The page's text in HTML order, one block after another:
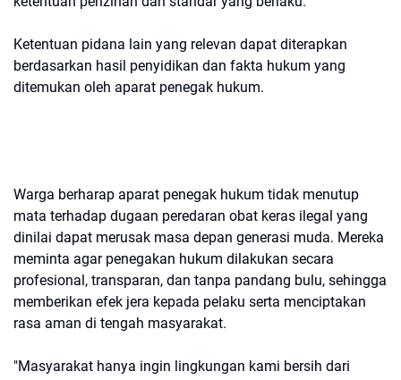
Ketentuan pidana lain yang relevan dapat diterapkan
berdasarkan hasil penyidikan dan fakta hukum yang
ditemukan oleh aparat penegak hukum.
Warga berharap aparat penegak hukum tidak menutup
mata terhadap dugaan peredaran obat keras ilegal yang
dinilai dapat merusak masa depan generasi muda. Mereka
meminta agar penegakan hukum dilakukan secara
profesional, transparan, dan tanpa pandang bulu, sehingga
memberikan efek jera kepada pelaku serta menciptakan
rasa aman di tengah masyarakat.
"Masyarakat hanya ingin lingkungan kami bersih dari